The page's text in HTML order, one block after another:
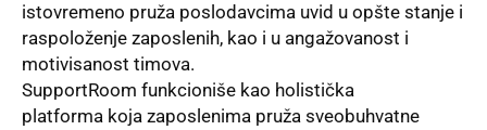
istovremeno pruža poslodavcima uvid u opšte stanje i
raspoloženje zaposlenih, kao i u angažovanost i
motivisanost timova.
SupportRoom funkcioniše kao holistička
platforma koja zaposlenima pruža sveobuhvatne